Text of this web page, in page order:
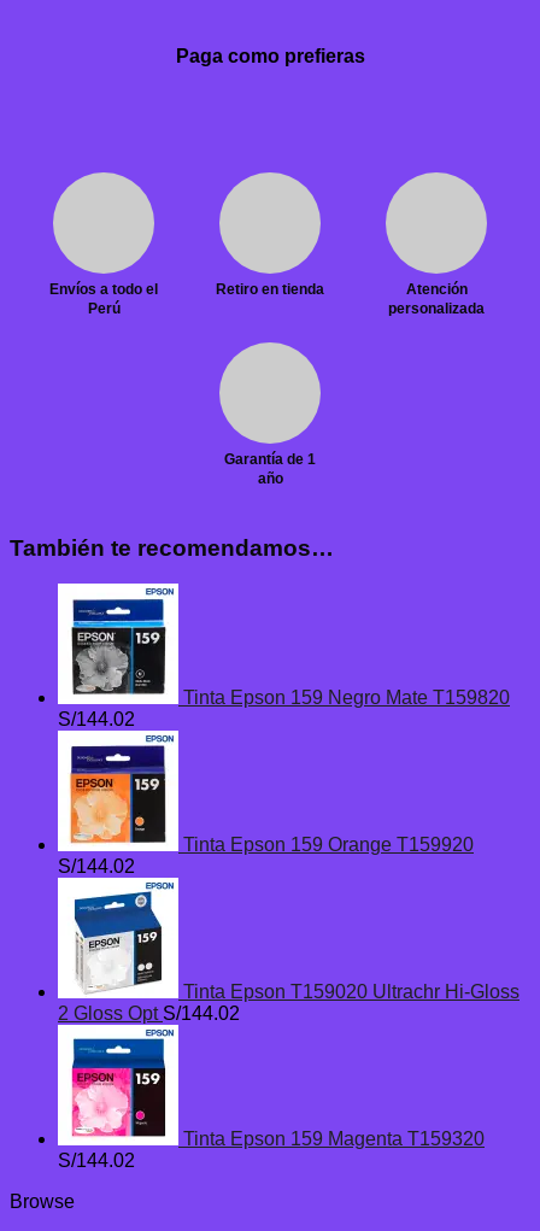
Paga como prefieras
Envíos a todo el
Perú
Retiro en tienda
Atención
personalizada
Garantía de 1
año
También te recomendamos…
Tinta Epson 159 Negro Mate T159820
S/144.02
Tinta Epson 159 Orange T159920
S/144.02
Tinta Epson T159020 Ultrachr Hi-Gloss
2 Gloss Opt S/144.02
Tinta Epson 159 Magenta T159320
S/144.02
Browse